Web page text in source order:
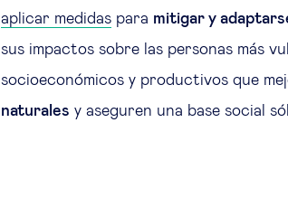
aplicar medidas para mitigar y
sus impactos sobre las personas más
socioeconómicos y productivos que
naturales y aseguren una base social